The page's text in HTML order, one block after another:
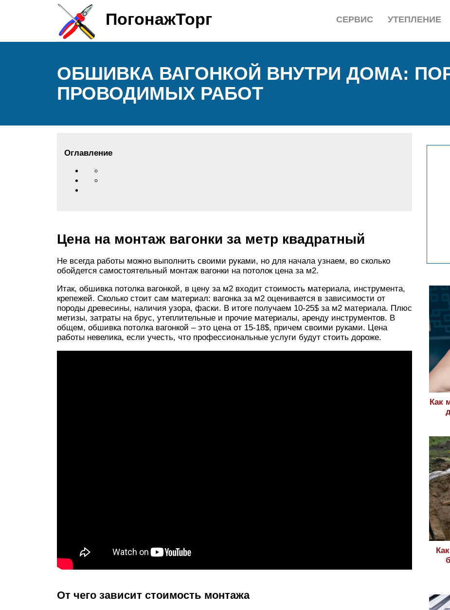
ПогонажТорг УТЕПЛЕНИЕ
СЕРВИС
ОБШИВКА ВАГОНКОЙ ВНУТРИ ДОМА:
ПРОВОДИМЫХ РАБОТ
Оглавление
Цена на монтаж вагонки за метр квадратный
Не всегда работы можно выполнить своими руками, но для начала узнаем, во сколько
обойдется самостоятельный монтаж вагонки на потолок цена за м2.
Итак, обшивка потолка вагонкой, в цену за м2 входит стоимость материала, инструмента,
крепежей. Сколько стоит сам материал: вагонка за м2 оценивается в зависимости от
породы древесины, наличия узора, фаски. В итоге получаем 10-25$ за м2 материала. Плюс
метизы, затраты на брус, утеплительные и прочие материалы, аренду инструментов. В
общем, обшивка потолка вагонкой – это цена от 15-18$, причем своими руками. Цена
работы невелика, если учесть, что профессиональные услуги будут стоить дороже.
От чего зависит стоимость монтажа
Как